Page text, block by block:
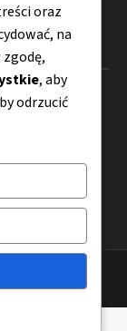
oraz
na
, aby
odrzucić